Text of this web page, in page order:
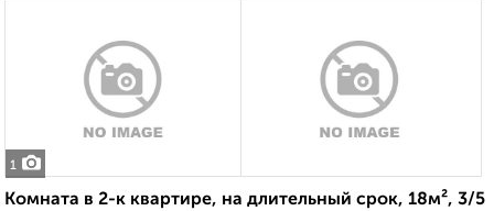
1
Комната в 2-к квартире, на длительный срок, 18м², 3/5